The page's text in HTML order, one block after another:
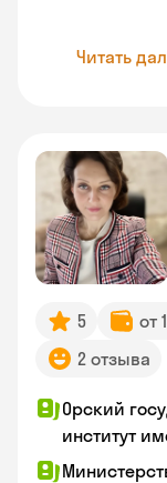
Читать
5 от
2 отзыва
Орский
институт